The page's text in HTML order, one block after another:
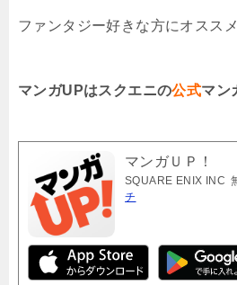
ファンタジー好きな方にオスス
マンガUPはスクエニの公式マン
マンガＵＰ！
SQUARE ENIX INC
チ